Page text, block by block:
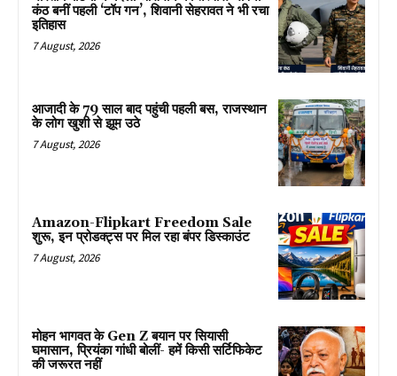
कंठ बनीं पहली ‘टॉप गन’, शिवानी सेहरावत ने भी रचा
इतिहास
7 August, 2026
आजादी के 79 साल बाद पहुंची पहली बस, राजस्थान
के लोग खुशी से झूम उठे
7 August, 2026
Amazon-Flipkart Freedom Sale
शुरू, इन प्रोडक्ट्स पर मिल रहा बंपर डिस्काउंट
7 August, 2026
मोहन भागवत के Gen Z बयान पर सियासी
घमासान, प्रियंका गांधी बोलीं- हमें किसी सर्टिफिकेट
की जरूरत नहीं